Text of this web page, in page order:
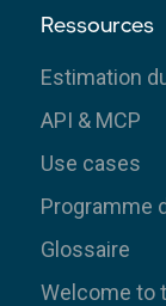
Ressources
Estimation
API & MCP
Use cases
Programme
Glossaire
Welcome to